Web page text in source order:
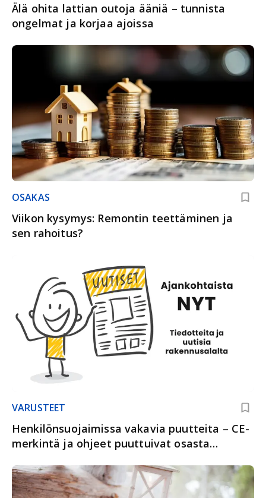
Älä ohita lattian outoja ääniä – tunnista
ongelmat ja korjaa ajoissa
OSAKAS
Viikon kysymys: Remontin teettäminen ja
sen rahoitus?
VARUSTEET
Henkilönsuojaimissa vakavia puutteita – CE-
merkintä ja ohjeet puuttuivat osasta